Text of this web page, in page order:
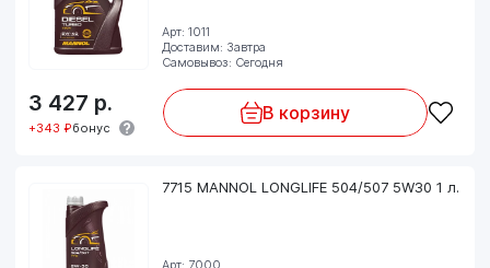
Арт: 1011
Доставим: Завтра
Самовывоз: Сегодня
3 427 р.
+343 ₽бонус
В корзину
7715 MANNOL LONGLIFE 504/507 5W30 1 л.
Арт: 7000